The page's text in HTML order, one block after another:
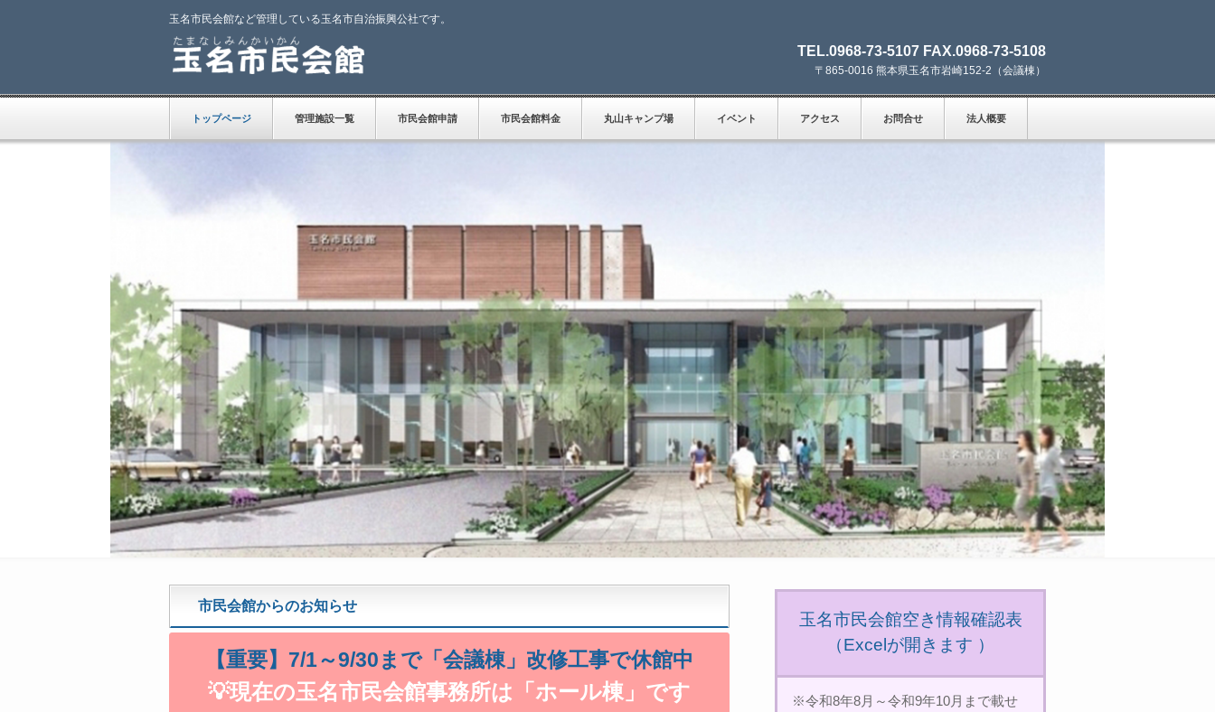
玉名市民会館など管理している玉名市自治振興公社です。
TEL.0968-73-5107 FAX.0968-73-5108
〒865-0016 熊本県玉名市岩崎152-2（会議棟）
トップページ 管理施設一覧 市民会館申請 市民会館料金 丸山キャンプ場 イベント アクセス お問合せ 法人概要
市民会館からのお知らせ
【重要】7/1～9/30まで「会議棟」改修工事で休館中
💡現在の玉名市民会館事務所は「ホール棟」です
玉名市民会館空き情報確認表
（Excelが開きます ）
※令和8年8月～令和9年10月まで載せ